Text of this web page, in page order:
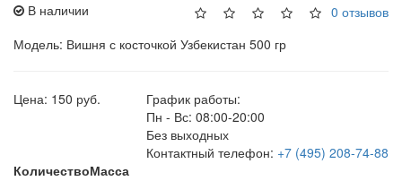
В наличии
0 отзывов
Модель: Вишня с косточкой Узбекистан 500 гр
Цена: 150 руб.
График работы:
Пн - Вс: 08:00-20:00
Без выходных
Контактный телефон: +7 (495) 208-74-88
КоличествоМасса